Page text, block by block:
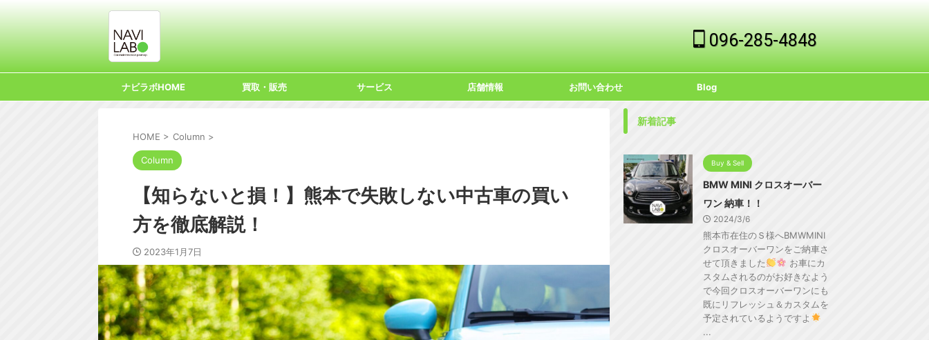
096-285-4848
ナビラボHOME 買取・販売 サービス 店舗情報 お問い合わせ Blog
HOME > Column >
Column
【知らないと損！】熊本で失敗しない中古車の買い
方を徹底解説！
2023年1月7日
新着記事
Buy & Sell
BMW MINI クロスオーバー
ワン 納車！！
2024/3/6
熊本市在住のＳ様へBMWMINI
クロスオーバーワンをご納車さ
せて頂きました
お車にカ
スタムされるのがお好きなよう
で今回クロスオーバーワンにも
既にリフレッシュ＆カスタムを
予定されているようですよ
...